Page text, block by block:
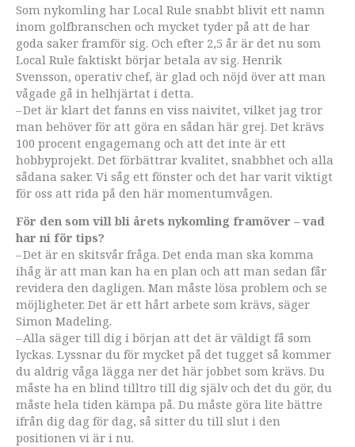
Som nykomling har Local Rule snabbt blivit ett namn
inom golfbranschen och mycket tyder på att de har
goda saker framför sig. Och efter 2,5 år är det nu som
Local Rule faktiskt börjar betala av sig. Henrik
Svensson, operativ chef, är glad och nöjd över att man
vågade gå in helhjärtat i detta.
– Det är klart det fanns en viss naivitet, vilket jag tror
man behöver för att göra en sådan här grej. Det krävs
100 procent engagemang och att det inte är ett
hobbyprojekt. Det förbättrar kvalitet, snabbhet och alla
sådana saker. Vi såg ett fönster och det har varit viktigt
för oss att rida på den här momentumvågen.
För den som vill bli årets nykomling framöver­ – vad
har ni för tips?
– Det är en skitsvår fråga. Det enda man ska komma
ihåg är att man kan ha en plan och att man sedan får
revidera den dagligen. Man måste lösa problem och se
möjligheter. Det är ett hårt arbete som krävs, säger
Simon Madeling.
– Alla säger till dig i början att det är väldigt få som
lyckas. Lyssnar du för mycket på det tugget så kommer
du aldrig våga lägga ner det här jobbet som krävs. Du
måste ha en blind tilltro till dig själv och det du gör, du
måste hela tiden kämpa på. Du måste göra lite bättre
ifrån dig dag för dag, så sitter du till slut i den
positionen vi är i nu.